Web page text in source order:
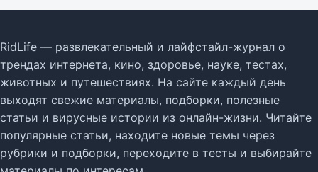
RidLife — развлекательный и лайфстайл-журнал о
трендах интернета, кино, здоровье, науке, тестах,
животных и путешествиях. На сайте каждый день
выходят свежие материалы, подборки, полезные
статьи и вирусные истории из онлайн-жизни. Читайте
популярные статьи, находите новые темы через
рубрики и подборки, переходите в тесты и выбирайте